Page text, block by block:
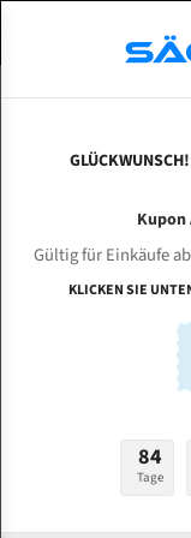
Wagner
ABOUTS
ENGLISH
Bi-Metall Meterware
Fleischerei
Bandmesser Glatt
Konvex Meterware
Kupon
Gültig für Einkäufe ab
KLICKEN SIE
84
Tage